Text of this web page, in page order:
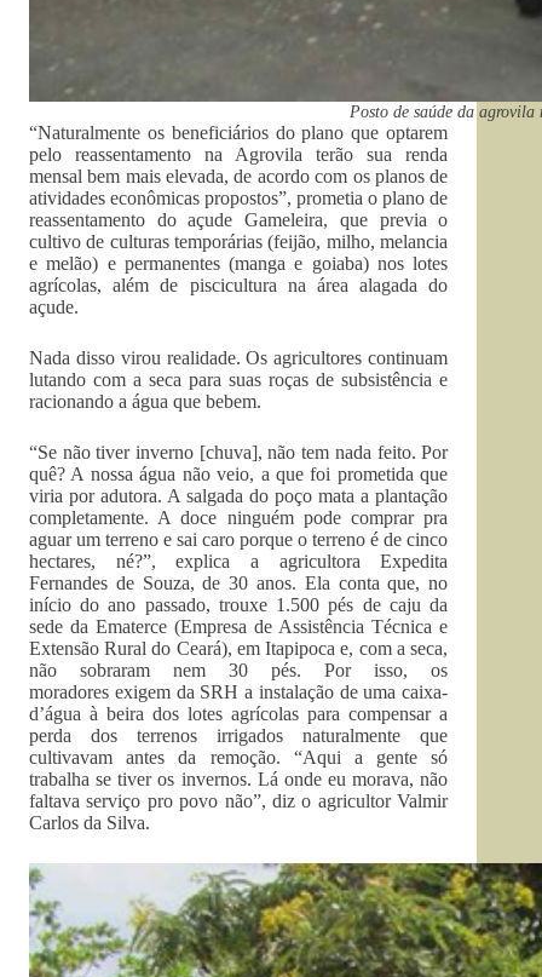
Posto de saúde da
“Naturalmente os beneficiários do plano que optarem
pelo reassentamento na Agrovila terão sua renda
mensal bem mais elevada, de acordo com os planos de
atividades econômicas propostos”, prometia o plano de
reassentamento do açude Gameleira, que previa o
cultivo de culturas temporárias (feijão, milho, melancia
e melão) e permanentes (manga e goiaba) nos lotes
agrícolas, além de piscicultura na área alagada do
açude.
Nada disso virou realidade. Os agricultores continuam
lutando com a seca para suas roças de subsistência e
racionando a água que bebem.
“Se não tiver inverno [chuva], não tem nada feito. Por
quê? A nossa água não veio, a que foi prometida que
viria por adutora. A salgada do poço mata a plantação
completamente. A doce ninguém pode comprar pra
aguar um terreno e sai caro porque o terreno é de cinco
hectares, né?”, explica a agricultora Expedita
Fernandes de Souza, de 30 anos. Ela conta que, no
início do ano passado, trouxe 1.500 pés de caju da
sede da Ematerce (Empresa de Assistência Técnica e
Extensão Rural do Ceará), em Itapipoca e, com a seca,
não sobraram nem 30 pés. Por isso, os
moradores exigem da SRH a instalação de uma caixa-
d’água à beira dos lotes agrícolas para compensar a
perda dos terrenos irrigados naturalmente que
cultivavam antes da remoção. “Aqui a gente só
trabalha se tiver os invernos. Lá onde eu morava, não
faltava serviço pro povo não”, diz o agricultor Valmir
Carlos da Silva.